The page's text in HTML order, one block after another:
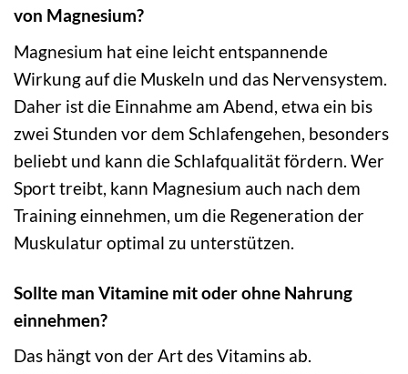
von Magnesium?
Magnesium hat eine leicht entspannende
Wirkung auf die Muskeln und das Nervensystem.
Daher ist die Einnahme am Abend, etwa ein bis
zwei Stunden vor dem Schlafengehen, besonders
beliebt und kann die Schlafqualität fördern. Wer
Sport treibt, kann Magnesium auch nach dem
Training einnehmen, um die Regeneration der
Muskulatur optimal zu unterstützen.
Sollte man Vitamine mit oder ohne Nahrung
einnehmen?
Das hängt von der Art des Vitamins ab.